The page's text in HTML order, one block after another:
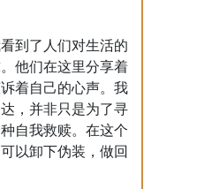
到了人们对生活的
他们在这里分享着
着自己的心声。我
，并非只是为了寻
自我救赎。在这个
以卸下伪装，做回